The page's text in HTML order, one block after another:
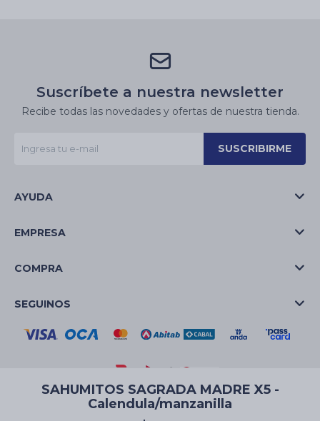
SAHUMITOS SAGRADA MADRE X5 -
Calendula/manzanilla
Suscríbete a nuestra newsletter
Recibe todas las novedades y ofertas de nuestra tienda.
SUSCRIBIRME
AYUDA
EMPRESA
COMPRA
SEGUINOS
© Copyright 2026 / La Casa de las Velas